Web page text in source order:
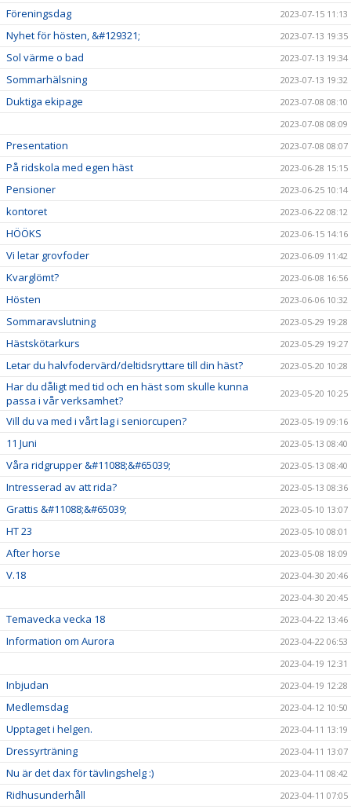
Föreningsdag 2023-07-15 11:13
Nyhet för hösten, &#129321; 2023-07-13 19:35
Sol värme o bad 2023-07-13 19:34
Sommarhälsning 2023-07-13 19:32
Duktiga ekipage
2023-07-08 08:10
2023-07-08 08:09
Presentation 2023-07-08 08:07
På ridskola med egen häst 2023-06-28 15:15
Pensioner 2023-06-25 10:14
kontoret 2023-06-22 08:12
HÖÖKS 2023-06-15 14:16
Vi letar grovfoder 2023-06-09 11:42
Kvarglömt? 2023-06-08 16:56
Hösten 2023-06-06 10:32
Sommaravslutning 2023-05-29 19:28
Hästskötarkurs 2023-05-29 19:27
Letar du halvfodervärd/deltidsryttare till din häst? 2023-05-20 10:28
Har du dåligt med tid och en häst som skulle kunna
passa i vår verksamhet?
2023-05-20 10:25
Vill du va med i vårt lag i seniorcupen? 2023-05-19 09:16
11 Juni 2023-05-13 08:40
Våra ridgrupper &#11088;&#65039; 2023-05-13 08:40
Intresserad av att rida? 2023-05-13 08:36
Grattis &#11088;&#65039; 2023-05-10 13:07
HT 23 2023-05-10 08:01
After horse 2023-05-08 18:09
V.18
2023-04-30 20:46
2023-04-30 20:45
Temavecka vecka 18 2023-04-22 13:46
Information om Aurora
2023-04-22 06:53
2023-04-19 12:31
Inbjudan 2023-04-19 12:28
Medlemsdag 2023-04-12 10:50
Upptaget i helgen. 2023-04-11 13:19
Dressyrträning 2023-04-11 13:07
Nu är det dax för tävlingshelg :) 2023-04-11 08:42
Ridhusunderhåll 2023-04-11 07:05